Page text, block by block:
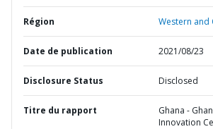
Région Western and
Date de publication 2021/08/23
Disclosure Status Disclosed
Titre du rapport
Ghana -
Innovation